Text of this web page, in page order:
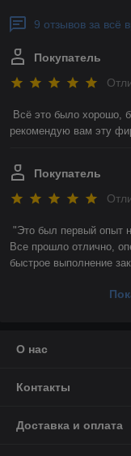
9 отзывов за всё
Покупатель
Всё это было хорошо,
рекомендую вам эту
Покупатель
"Это был первый опыт
Все прошло отлично,
быстрое выполнение
О нас
Контакты
Доставка и оплата